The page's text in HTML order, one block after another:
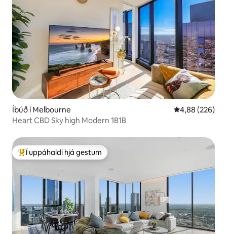
Íbúð í Melbourne 4,88 af 5 í
4,88 (226)
Heart CBD Sky high Modern 1B1B
Í mestu uppáhaldi hjá gestum
Í uppáhaldi hjá gestum